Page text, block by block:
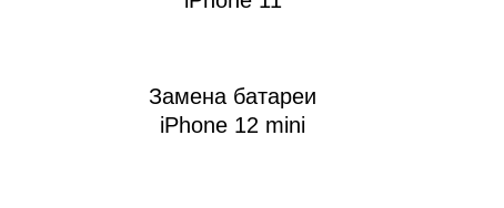
Замена батареи
iPhone 12 mini